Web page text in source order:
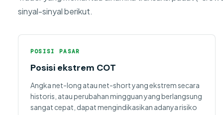
sinyal-sinyal berikut.
POSISI PASAR
Posisi ekstrem COT
Angka net-long atau net-short yang ekstrem secara
historis, atau perubahan mingguan yang berlangsung
sangat cepat, dapat mengindikasikan adanya risiko